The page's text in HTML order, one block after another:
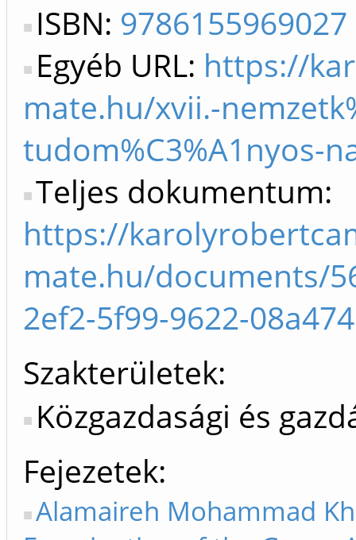
ISBN: 9786155969027
Egyéb URL: https://
mate.hu/xvii.-
tudom%C3%A1nyos-
Teljes dokumentum:
https://
mate.hu/documents/
2ef2-5f99-9622-
Szakterületek:
Közgazdasági és
Fejezetek
Alamaireh Mohammad